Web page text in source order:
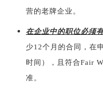
营的老牌企业。
在企业中的职位必须
少12个月的合同，在
时间），且符合Fair
准。